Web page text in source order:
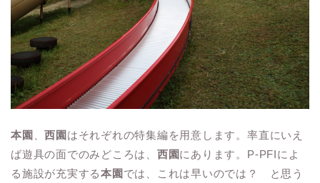
本園 、西園 はそれぞれの特集編を用意します。率直にいえ
ば遊具の面でのみどころは、 西園にあります。P-PFIによ
る施設が充実する本園 では、これは早いのでは？ と思う